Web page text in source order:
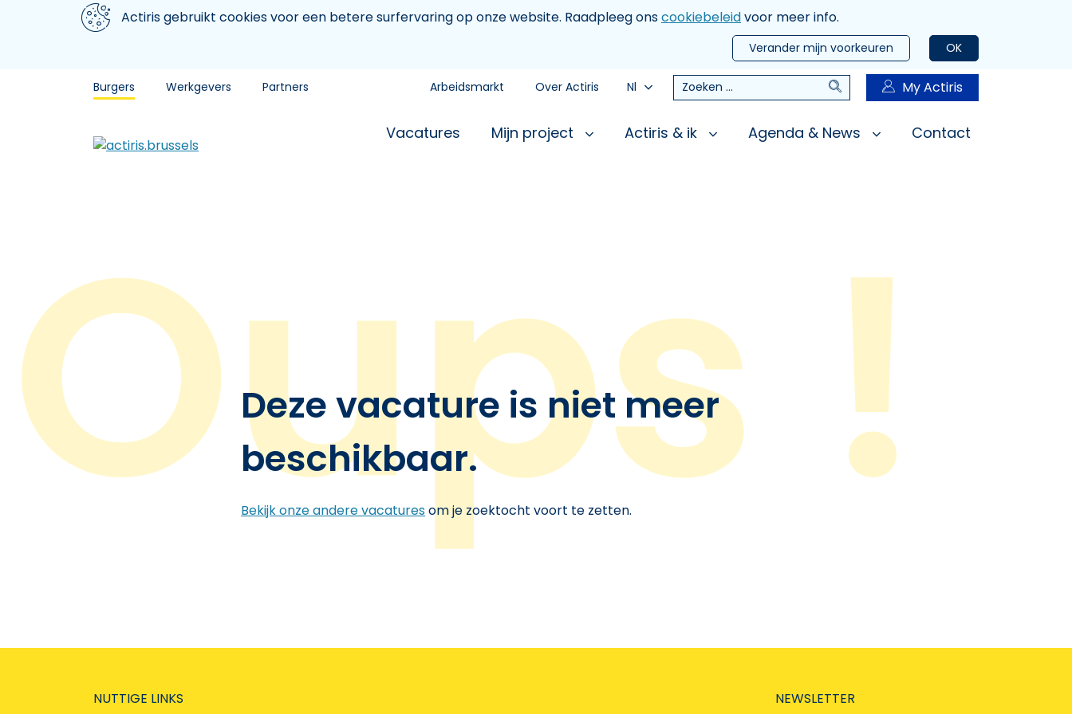
Aller au contenu principal
We gebruiken cookiesActiris gebruikt cookies voor een betere surfervaring op onze website. Raadpleeg onscookiebeleidvoor meer info.
OK
Verander mijn voorkeuren
Burgers Werkgevers Partners Arbeidsmarkt Over Actiris Nl Zoeken Zoeken My Actiris
Vacatures Mijn project Actiris & ik Agenda & News Contact
Deze vacature is niet meer
beschikbaar.
Bekijk onze andere vacaturesom je zoektocht voort te zetten.
NUTTIGE LINKS NEWSLETTER